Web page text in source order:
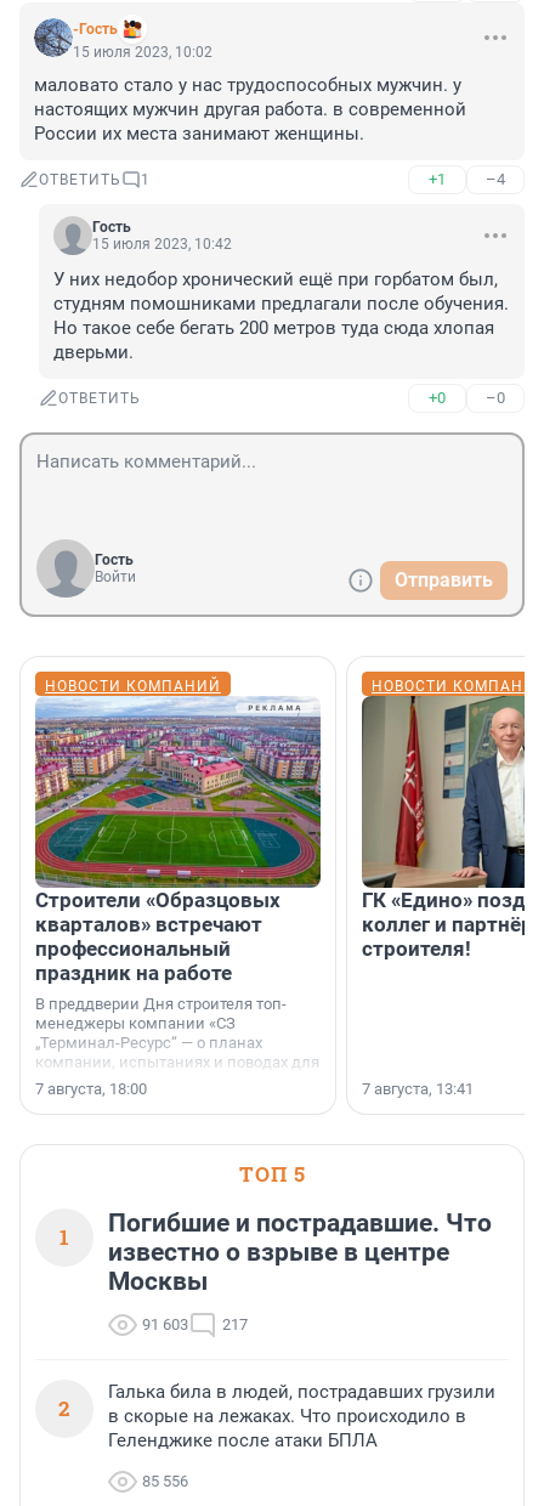
-Гость
15 июля 2023, 10:02
маловато стало у нас трудоспособных мужчин. у
настоящих мужчин другая работа. в современной
России их места занимают женщины.
ОТВЕТИТЬ 1 +1 –4
Гость
15 июля 2023, 10:42
У них недобор хронический ещё при горбатом был,
студням помошниками предлагали после обучения.
Но такое себе бегать 200 метров туда сюда хлопая
дверьми.
ОТВЕТИТЬ +0 –0
Гость
Войти
Отправить
НОВОСТИ КОМПАНИЙ
Строители «Образцовых
кварталов» встречают
профессиональный
праздник на работе
В преддверии Дня строителя топ-
менеджеры компании «СЗ
„Терминал-Ресурс“ — о планах
компании, испытаниях и поводах для
осторожного оптимизма.
7 августа, 18:00
НОВОСТИ
ГК «Едино»
коллег и
строителя!
7 августа, 13:41
ТОП 5
1
Погибшие и пострадавшие. Что
известно о взрыве в центре
Москвы
91 603 217
2
Галька била в людей, пострадавших грузили
в скорые на лежаках. Что происходило в
Геленджике после атаки БПЛА
85 556